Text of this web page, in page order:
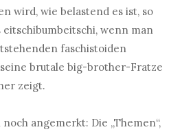
wird, wie belastend es ist, so
eitschibumbeitschi, wenn man
faschistoiden
seine brutale big-brother-Fratze
zeigt.
angemerkt: Die „Themen“,